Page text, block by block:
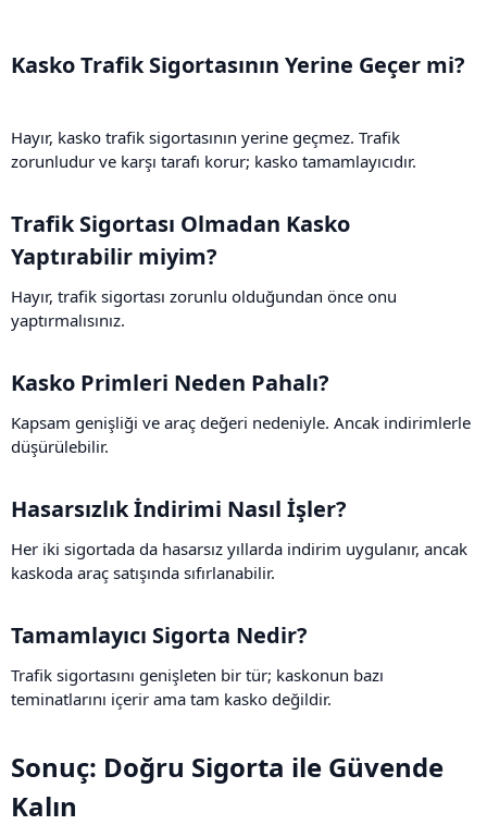
Kasko Trafik Sigortasının Yerine Geçer mi?​
Hayır, kasko trafik sigortasının yerine geçmez. Trafik
zorunludur ve karşı tarafı korur; kasko tamamlayıcıdır.
Trafik Sigortası Olmadan Kasko
Yaptırabilir miyim?​
Hayır, trafik sigortası zorunlu olduğundan önce onu
yaptırmalısınız.
Kasko Primleri Neden Pahalı?​
Kapsam genişliği ve araç değeri nedeniyle. Ancak indirimlerle
düşürülebilir.
Hasarsızlık İndirimi Nasıl İşler?​
Her iki sigortada da hasarsız yıllarda indirim uygulanır, ancak
kaskoda araç satışında sıfırlanabilir.
Tamamlayıcı Sigorta Nedir?​
Trafik sigortasını genişleten bir tür; kaskonun bazı
teminatlarını içerir ama tam kasko değildir.
Sonuç: Doğru Sigorta ile Güvende
Kalın​